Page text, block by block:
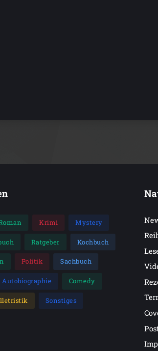
Krimi Mystery
Ratgeber Kochbuch
Politik Sachbuch
Autobiographie Comedy
Sonstiges